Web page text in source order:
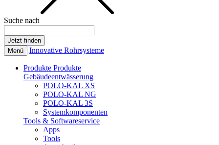
Suche nach
Menü Innovative Rohrsysteme
Produkte Produkte
Gebäudeentwässerung
POLO-KAL XS
POLO-KAL NG
POLO-KAL 3S
Systemkomponenten
Tools & Softwareservice
Apps
Tools